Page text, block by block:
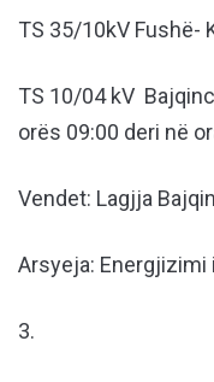
TS 35/10kV Fushë-
TS 10/04 kV
orës 09:00 deri në
Vendet: Lagjja
Arsyeja: Energjizimi
3.